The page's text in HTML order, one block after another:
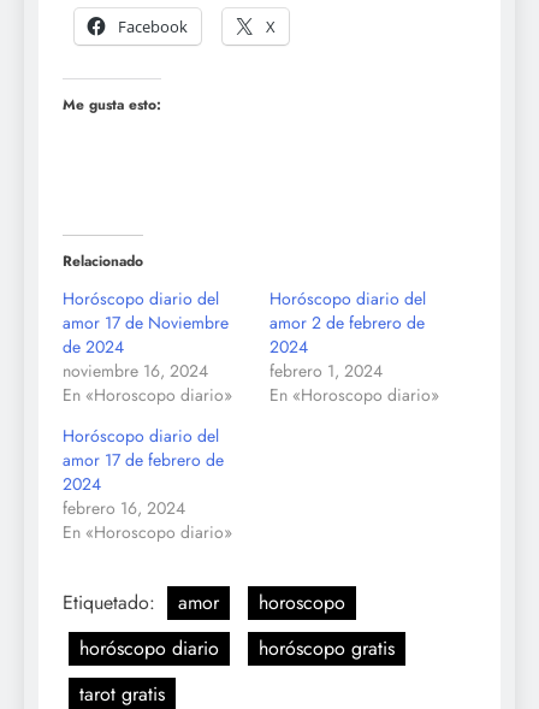
Facebook
X
Me gusta esto:
Relacionado
Horóscopo diario del
amor 17 de Noviembre
de 2024
noviembre 16, 2024
En «Horoscopo diario»
Horóscopo diario del
amor 2 de febrero de
2024
febrero 1, 2024
En «Horoscopo diario»
Horóscopo diario del
amor 17 de febrero de
2024
febrero 16, 2024
En «Horoscopo diario»
Etiquetado: amor
horoscopo
horóscopo diario
horóscopo gratis
tarot gratis